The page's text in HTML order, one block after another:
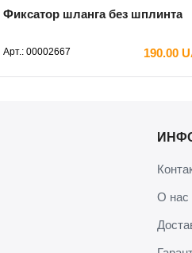
Фиксатор шланга без шплинта
Арт.: 00002667 190.00
В КОРЗИНУ
О нас